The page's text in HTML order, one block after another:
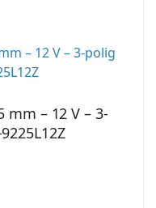
mm – 12 V – 3-